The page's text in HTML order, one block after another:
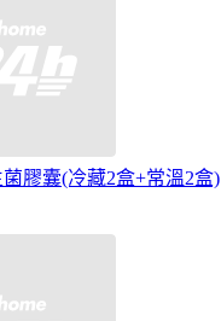
膠囊(冷藏2盒+常溫2盒)